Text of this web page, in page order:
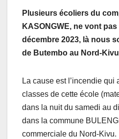
Plusieurs écoliers du
KASONGWE, ne vont
décembre 2023, là nous
de Butembo au Nord-Kivu
La cause est l’incendie qui
classes de cette école
dans la nuit du samedi au
dans la commune
commerciale du Nord-Kivu.